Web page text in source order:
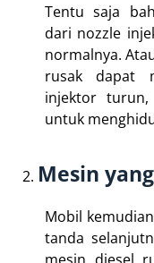
Tentu saja
dari nozzle
normalnya.
rusak dapat
injektor turun,
untuk
Mesin
Mobil
tanda